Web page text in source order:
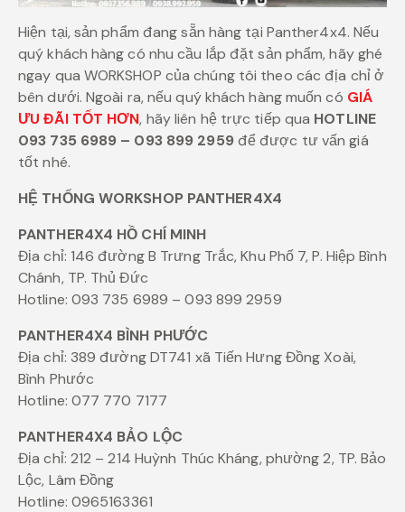
Hiện tại, sản phẩm đang sẵn hàng tại Panther4x4. Nếu
quý khách hàng có nhu cầu lắp đặt sản phẩm, hãy ghé
ngay qua WORKSHOP của chúng tôi theo các địa chỉ ở
bên dưới. Ngoài ra, nếu quý khách hàng muốn có GIÁ
ƯU ĐÃI TỐT HƠN, hãy liên hệ trực tiếp qua HOTLINE
093 735 6989 – 093 899 2959để được tư vấn giá
tốt nhé.
HỆ THỐNG WORKSHOP PANTHER4X4
PANTHER4X4 HỒ CHÍ MINH
Địa chỉ: 146 đường B Trưng Trắc, Khu Phố 7, P. Hiệp Bình
Chánh, TP. Thủ Đức
Hotline: 093 735 6989 – 093 899 2959
PANTHER4X4 BÌNH PHƯỚC
Địa chỉ: 389 đường DT741 xã Tiến Hưng Đồng Xoài,
Bình Phước
Hotline: 077 770 7177
PANTHER4X4 BẢO LỘC
Địa chỉ: 212 – 214 Huỳnh Thúc Kháng, phường 2, TP. Bảo
Lộc, Lâm Đồng
Hotline: 0965163361